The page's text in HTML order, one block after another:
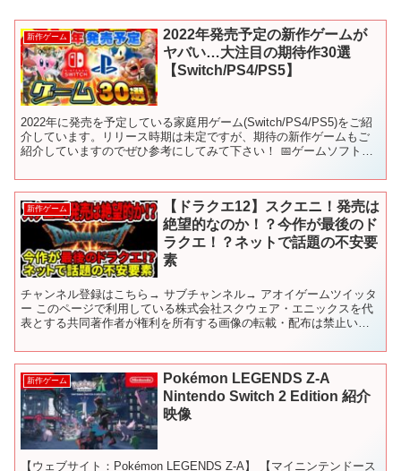
新作ゲーム
2022年発売予定の新作ゲームが
ヤバい…大注目の期待作30選
【Switch/PS4/PS5】
2022年に発売を予定している家庭用ゲーム(Switch/PS4/PS5)をご紹
介しています。リリース時期は未定ですが、期待の新作ゲームもご
紹介していますのでぜひ参考にしてみて下さい！ 📅ゲームソフト発
新作ゲーム
【ドラクエ12】スクエニ！発売は
絶望的なのか！？今作が最後のド
ラクエ！？ネットで話題の不安要
素
チャンネル登録はこちら→ サブチャンネル→ アオイゲームツイッタ
ー このページで利用している株式会社スクウェア・エニックスを代
表とする共同著作者が権利を所有する画像の転載・配布は禁止いた
新作ゲーム
Pokémon LEGENDS Z-A
Nintendo Switch 2 Edition 紹介
映像
【ウェブサイト：Pokémon LEGENDS Z-A】 【マイニンテンドース